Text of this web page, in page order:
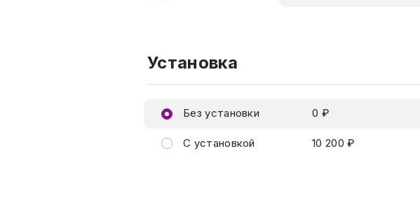
Установка
Без установки 0 ₽
С установкой 10 200 ₽